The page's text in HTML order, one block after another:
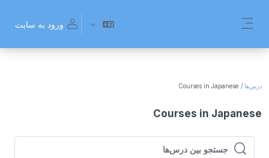
ورود به سایت
درس‌ها Courses in Japanese
Courses in Japanese
جستجو بین درس‌ها